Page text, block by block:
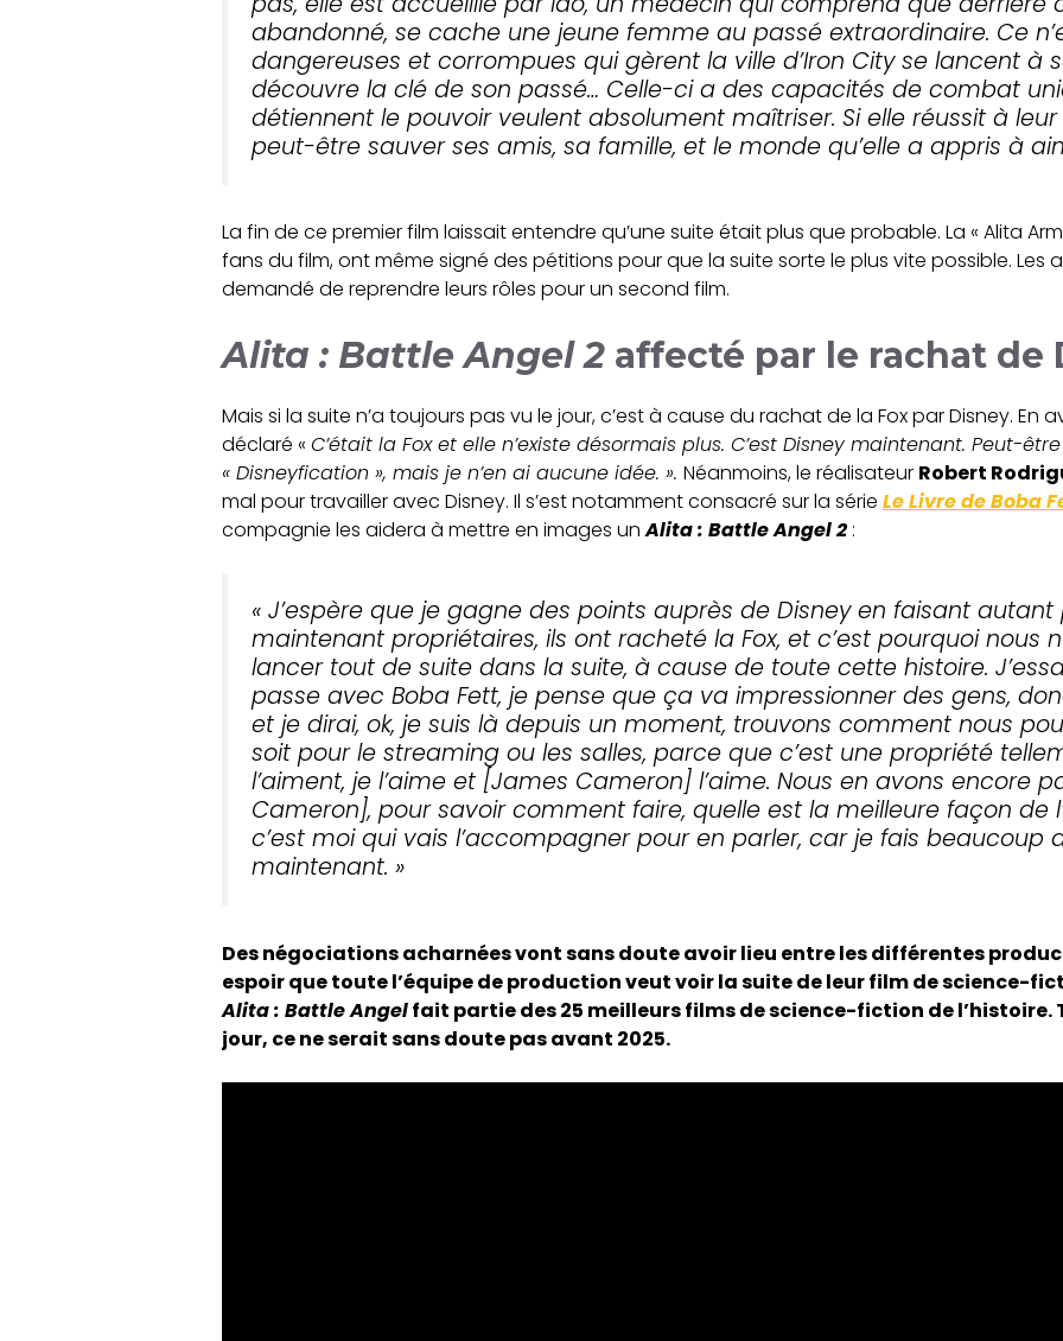
abandonné, se cache une jeune femme au passé extraordinaire. Ce
dangereuses et corrompues qui gèrent la ville d’Iron City se lancent à
découvre la clé de son passé… Celle-ci a des capacités de combat
détiennent le pouvoir veulent absolument maîtriser. Si elle réussit à
peut-être sauver ses amis, sa famille, et le monde qu’elle a appris à
La fin de ce premier film laissait entendre qu’une suite était plus que probable. La « Alita
fans du film, ont même signé des pétitions pour que la suite sorte le plus vite possible.
demandé de reprendre leurs rôles pour un second film.
Alita : Battle Angel 2 affecté par le rachat de
Mais si la suite n’a toujours pas vu le jour, c’est à cause du rachat de la Fox par Disney. En
déclaré « C’était la Fox et elle n’existe désormais plus. C’est Disney maintenant. Peut-
« Disneyfication », mais je n’en ai aucune idée. ». Néanmoins, le réalisateur Robert
mal pour travailler avec Disney. Il s’est notamment consacré sur la série Le Livre de Boba
compagnie les aidera à mettre en images unAlita : Battle Angel 2:
« J’espère que je gagne des points auprès de Disney en faisant
maintenant propriétaires, ils ont racheté la Fox, et c’est pourquoi nous
lancer tout de suite dans la suite, à cause de toute cette histoire.
passe avec Boba Fett, je pense que ça va impressionner des gens,
et je dirai, ok, je suis là depuis un moment, trouvons comment nous
soit pour le streaming ou les salles, parce que c’est une propriété
l’aiment, je l’aime et [James Cameron] l’aime. Nous en avons encore
Cameron], pour savoir comment faire, quelle est la meilleure façon de
c’est moi qui vais l’accompagner pour en parler, car je fais beaucoup
maintenant. »
Des négociations acharnées vont sans doute avoir lieu entre les différentes
espoir que toute l’équipe de production veut voir la suite de leur film de science-
Alita : Battle Angelfait partie des 25 meilleurs films de science-fiction de l’histoire.
jour, ce ne serait sans doute pas avant 2025.